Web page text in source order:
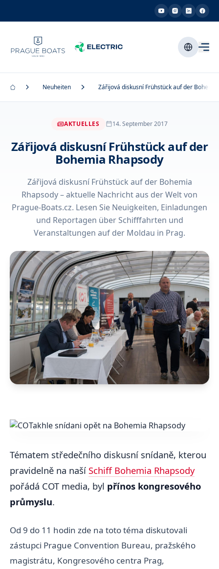
Neuheiten Zářijová diskusní Frühstück auf der
AKTUELLES 14. September 2017
Zářijová diskusní Frühstück auf der
Bohemia Rhapsody
Zářijová diskusní Frühstück auf der Bohemia
Rhapsody – aktuelle Nachricht aus der Welt von
Prague-Boats.cz. Lesen Sie Neuigkeiten, Einladungen
und Reportagen über Schifffahrten und
Veranstaltungen auf der Moldau in Prag.
Tématem středečního diskusní snídaně, kterou
pravidelně na naší Schiff Bohemia Rhapsody
pořádá COT media, byl přínos kongresového
průmyslu.
Od 9 do 11 hodin zde na toto téma diskutovali
zástupci Prague Convention Bureau, pražského
magistrátu, Kongresového centra Prag,